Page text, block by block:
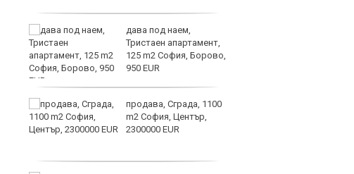
дава под наем,
Тристаен апартамент,
125 m2 София, Борово,
950 EUR
продава, Сграда, 1100
m2 София, Център,
2300000 EUR